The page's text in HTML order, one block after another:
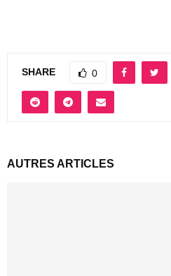
SHARE 0
AUTRES ARTICLES